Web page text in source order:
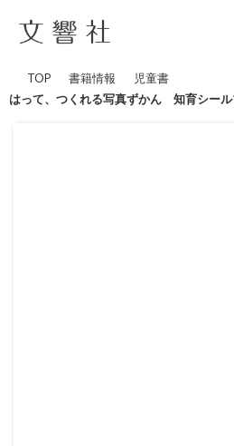
TOP 書籍情報
児童書
はって、つくれる写真ずかん 知育シー